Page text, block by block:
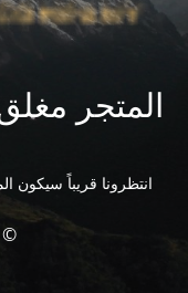
المتجر
انتظرونا قريباً سيكون
©